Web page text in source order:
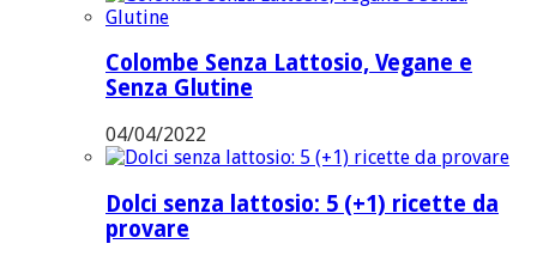
Colombe Senza Lattosio, Vegane e
Senza Glutine
04/04/2022
Dolci senza lattosio: 5 (+1) ricette da
provare